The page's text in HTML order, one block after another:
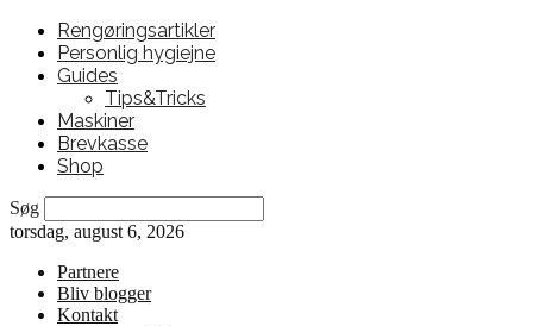
Rengøringsartikler
Personlig hygiejne
Guides
Tips&Tricks
Maskiner
Brevkasse
Shop
Søg
torsdag, august 6, 2026
Partnere
Bliv blogger
Kontakt